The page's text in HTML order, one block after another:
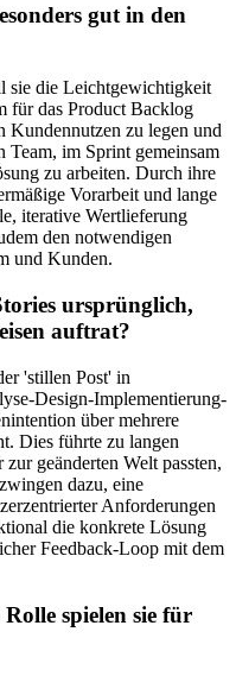
gut in den
sie die Leichtgewichtigkeit
für das Product Backlog
Kundennutzen zu legen und
Team, im Sprint gemeinsam
zu arbeiten. Durch ihre
Vorarbeit und lange
iterative Wertlieferung
den notwendigen
und Kunden.
ursprünglich,
auftrat?
'stillen Post' in
Design-Implementierung-
über mehrere
Dies führte zu langen
geänderten Welt passten,
dazu, eine
Anforderungen
die konkrete Lösung
Feedback-Loop mit dem
spielen sie für